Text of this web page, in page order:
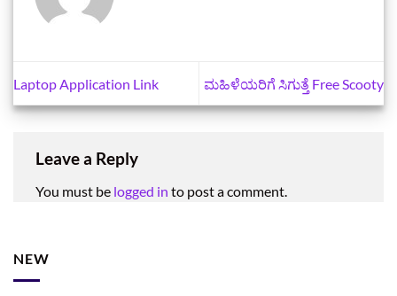
Laptop Application Link ಮಹಿಳೆಯರಿಗೆ ಸಿಗುತ್ತೆ Free Scooty
Leave a Reply
You must be logged in to post a comment.
NEW